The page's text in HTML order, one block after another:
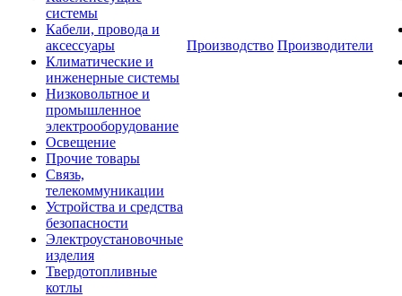
системы
Кабели, провода и
аксессуары
Климатические и
инженерные системы
Низковольтное и
промышленное
электрооборудование
Освещение
Прочие товары
Связь,
телекоммуникации
Устройства и средства
безопасности
Электроустановочные
изделия
Твердотопливные
котлы
Производство Производители